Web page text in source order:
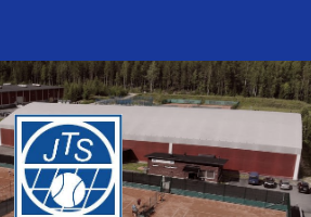
Jyväskylän Tennisseura ry